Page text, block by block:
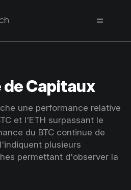
de Capitaux
une performance relative
et l'ETH surpassant le
du BTC continue de
plusieurs
permettant d'observer la